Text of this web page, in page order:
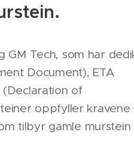
GM Tech, som har
Document), ETA
of
oppfyller kravene
tilbyr gamle murstein